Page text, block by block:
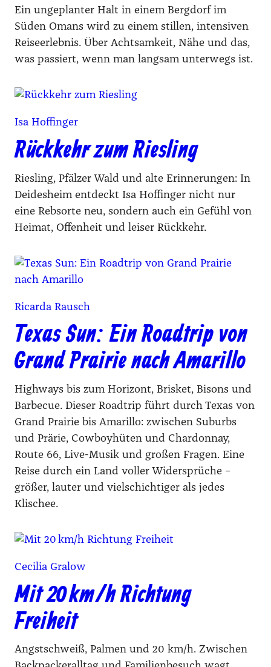
Ein ungeplanter Halt in einem Bergdorf im
Süden Omans wird zu einem stillen, intensiven
Reiseerlebnis. Über Achtsamkeit, Nähe und das,
was passiert, wenn man langsam unterwegs ist.
Isa Hoffinger
Rückkehr zum Riesling
Riesling, Pfälzer Wald und alte Erinnerungen: In
Deidesheim entdeckt Isa Hoffinger nicht nur
eine Rebsorte neu, sondern auch ein Gefühl von
Heimat, Offenheit und leiser Rückkehr.
Ricarda Rausch
Texas Sun: Ein Roadtrip von
Grand Prairie nach Amarillo
Highways bis zum Horizont, Brisket, Bisons und
Barbecue. Dieser Roadtrip führt durch Texas von
Grand Prairie bis Amarillo: zwischen Suburbs
und Prärie, Cowboyhüten und Chardonnay,
Route 66, Live-Musik und großen Fragen. Eine
Reise durch ein Land voller Widersprüche –
größer, lauter und vielschichtiger als jedes
Klischee.
Cecilia Gralow
Mit 20 km/h Richtung
Freiheit
Angstschweiß, Palmen und 20 km/h. Zwischen